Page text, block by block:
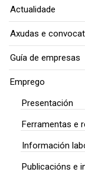
Actualidade
Axudas e
Guía de empresas
Emprego
Presentación
Ferramentas e
Información
Publicacións e